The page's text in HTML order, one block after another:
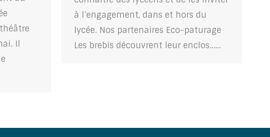
Il
à l’engagement, dans et hors du
lycée. Nos partenaires Eco-paturage
Les brebis découvrent leur enclos……